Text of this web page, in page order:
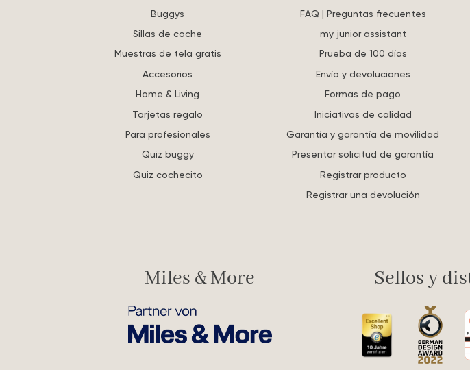
Buggys
Sillas de coche
Muestras de tela gratis
Accesorios
Home & Living
Tarjetas regalo
Para profesionales
Quiz buggy
Quiz cochecito
FAQ | Preguntas frecuentes
my junior assistant
Prueba de 100 días
Envío y devoluciones
Formas de pago
Iniciativas de calidad
Garantía y garantía de movilidad
Presentar solicitud de garantía
Registrar producto
Registrar una devolución
Miles & More Sellos y